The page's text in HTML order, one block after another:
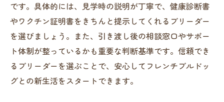
です。具体的には、見学時の説明が丁寧で、健康診断書
やワクチン証明書をきちんと提示してくれるブリーダー
を選びましょう。また、引き渡し後の相談窓口やサポー
ト体制が整っているかも重要な判断基準です。信頼でき
るブリーダーを選ぶことで、安心してフレンチブルドッ
グとの新生活をスタートできます。